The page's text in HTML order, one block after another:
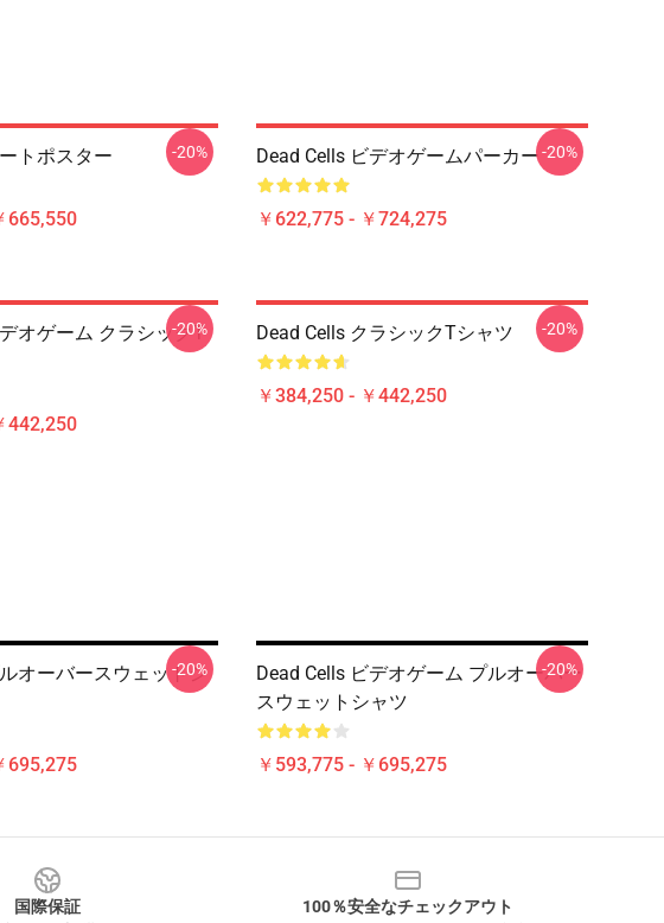
トポスター
665,550
-20% Dead Cells ビデオゲームパーカー
￥622,775 - ￥724,275
-20%
オゲーム クラシックT
442,250
-20% Dead Cells クラシックTシャツ
￥384,250 - ￥442,250
-20%
オーバースウェットシ
695,275
-20%
Dead Cells ビデオゲーム プルオーバー
スウェットシャツ
￥593,775 - ￥695,275
-20%
国際保証
100％安全なチェックアウト